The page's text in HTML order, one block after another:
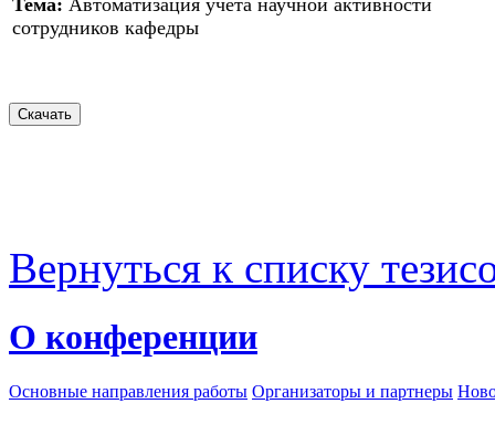
Тема: Автоматизация учета научной активности
сотрудников кафедры
Вернуться к списку
О конференции
Основные направления работы Организаторы и партнеры